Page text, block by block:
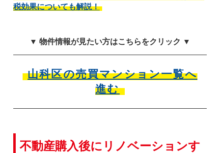
税効果についても解説！
▼ 物件情報が見たい方はこちらをクリック ▼
山科区の売買マンション一覧へ
進む
不動産購入後にリノベーションす